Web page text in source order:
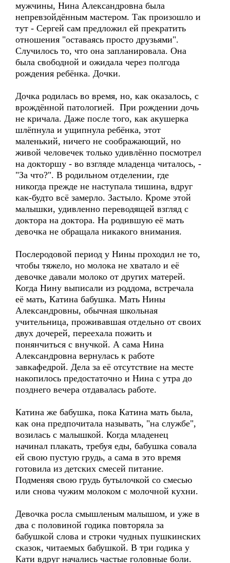
мужчины, Нина Александровна была
непревзойдённым мастером. Так произошло и
тут - Сергей сам предложил ей прекратить
отношения "оставаясь просто друзьями".
Случилось то, что она запланировала. Она
была свободной и ожидала через полгода
рождения ребёнка. Дочки.
Дочка родилась во время, но, как оказалось, с
врождённой патологией. При рождении дочь
не кричала. Даже после того, как акушерка
шлёпнула и ущипнула ребёнка, этот
маленький, ничего не соображающий, но
живой человечек только удивлённо посмотрел
на докторшу - во взгляде младенца читалось, -
"За что?". В родильном отделении, где
никогда прежде не наступала тишина, вдруг
как-будто всё замерло. Застыло. Кроме этой
малышки, удивленно переводящей взгляд с
доктора на доктора. На родившую её мать
девочка не обращала никакого внимания.
Послеродовой период у Нины проходил не то,
чтобы тяжело, но молока не хватало и её
девочке давали молоко от других матерей.
Когда Нину выписали из роддома, встречала
её мать, Катина бабушка. Мать Нины
Александровны, обычная школьная
учительница, проживавшая отдельно от своих
двух дочерей, переехала пожить и
понянчиться с внучкой. А сама Нина
Александровна вернулась к работе
завкафедрой. Дела за её отсутствие на месте
накопилось предостаточно и Нина с утра до
позднего вечера отдавалась работе.
Катина же бабушка, пока Катина мать была,
как она предпочитала называть, "на службе",
возилась с малышкой. Когда младенец
начинал плакать, требуя еды, бабушка совала
ей свою пустую грудь, а сама в это время
готовила из детских смесей питание.
Подменяя свою грудь бутылочкой со смесью
или снова чужим молоком с молочной кухни.
Девочка росла смышленым малышом, и уже в
два с половиной годика повторяла за
бабушкой слова и строки чудных пушкинских
сказок, читаемых бабушкой. В три годика у
Кати вдруг начались частые головные боли.